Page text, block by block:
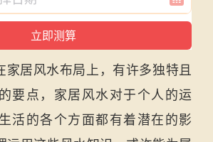
家居风水布局上，有许多独特且
要点，家居风水对于个人的运
活的各个方面都有着潜在的影